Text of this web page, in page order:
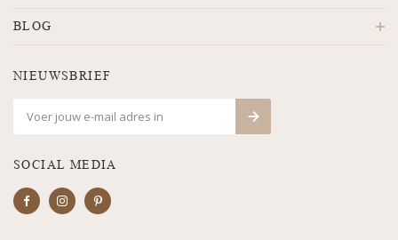
BLOG
NIEUWSBRIEF
SOCIAL MEDIA